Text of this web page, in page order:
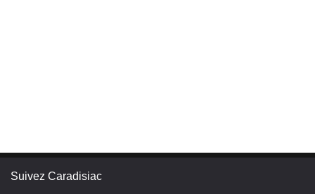
Suivez Caradisiac